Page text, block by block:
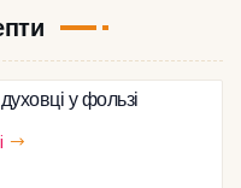
у фользі